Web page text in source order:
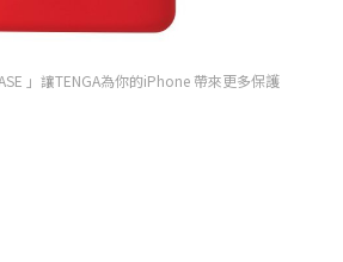
」讓TENGA為你的iPhone 帶來更多保護